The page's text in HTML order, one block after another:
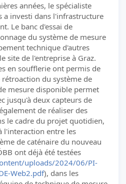
années, le spécialiste
a investi dans l'infrastructure
Le banc d'essai de
du système de mesure
technique d'autres
site de l'entreprise à Graz.
en soufflerie ont permis de
du système de
mesure disponible permet
jusqu'à deux capteurs de
de réaliser des
le cadre du projet quotidien,
l'interaction entre les
de caténaire du nouveau
ont déjà été testées
uploads/2024/06/PI-
Web2.pdf), dans les